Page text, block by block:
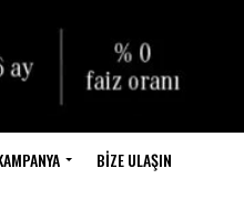
BIZE ULAŞIN